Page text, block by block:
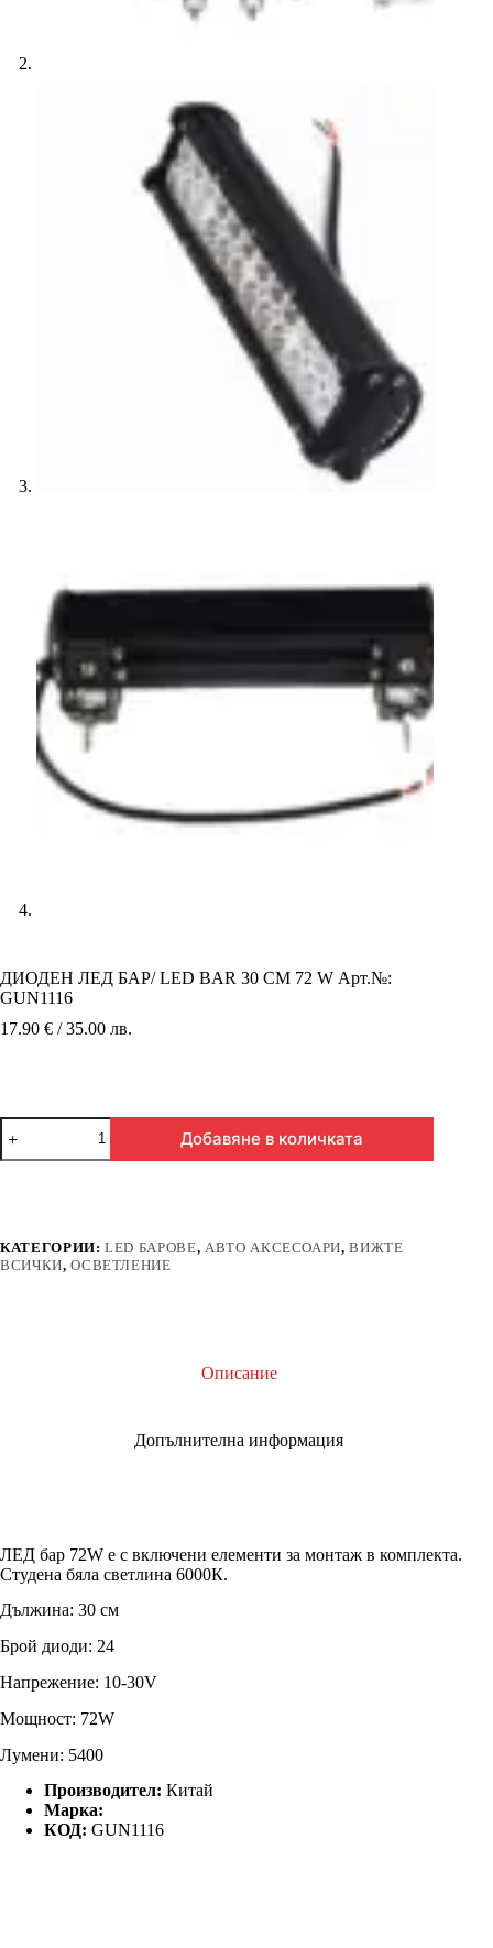
ДИОДЕН ЛЕД БАР/ LED BAR 30 СМ 72 W Арт.№:
GUN1116
17.90 € / 35.00 лв.
количество
за
ДИОДЕН
30
СМ
Добавяне в количката
КАТЕГОРИИ:LED БАРОВЕ, АВТО АКСЕСОАРИ,ВИЖТЕ
ВСИЧКИ,ОСВЕТЛЕНИЕ
Описание
Допълнителна информация
ЛЕД бар 72W е с включени елементи за монтаж в комплекта.
Студена бяла светлина 6000К.
Дължина: 30 см
Брой диоди: 24
Напрежение: 10-30V
Мощност: 72W
Лумени: 5400
Производител: Китай
Марка:
КОД: GUN1116